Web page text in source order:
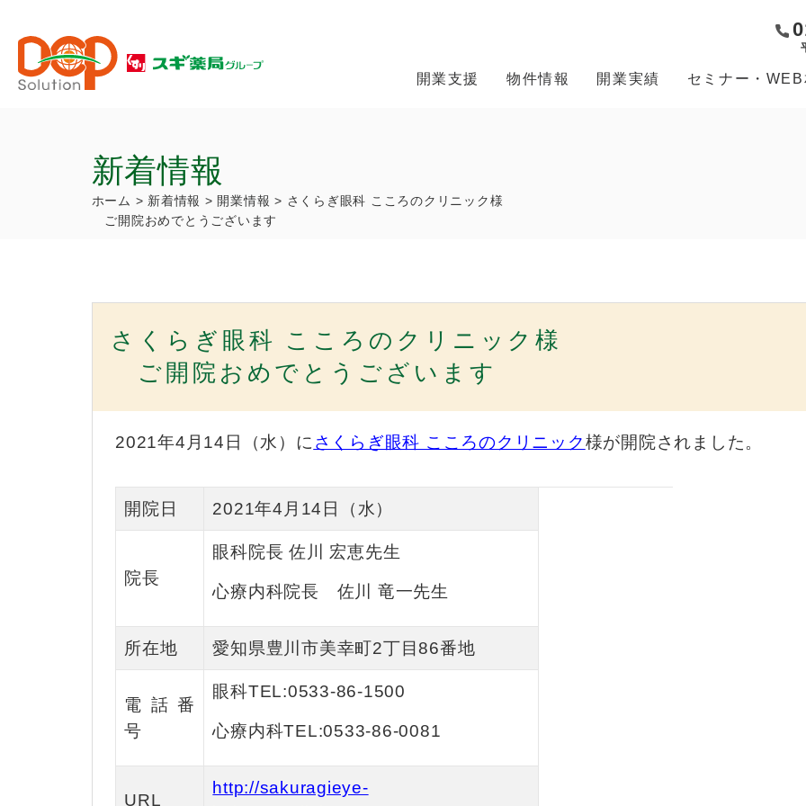
開業支援 物件情報 開業実績 セミナー・
新着情報
ホーム > 新着情報 > 開業情報 > さくらぎ眼科 こころのクリニック様
ご開院おめでとうございます
さくらぎ眼科 こころのクリニック様
ご開院おめでとうございます
2021年4月14日（水）に さくらぎ眼科 こころのクリニック様が開院されました。
開院日 2021年4月14日（水）
院長
眼科院長 佐川 宏恵先生
心療内科院長 佐川 竜一先生
所在地 愛知県豊川市美幸町2丁目86番地
電話番
号
眼科TEL:0533-86-1500
心療内科TEL:0533-86-0081
URL
http://sakuragieye-